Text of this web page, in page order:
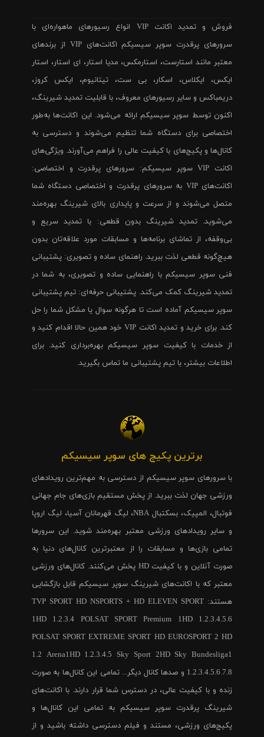
فروش و تمدید اکانت VIP انواع رسیورهای ماهواره‌ای با
سرورهای پرقدرت سوپر سیسیکم اکانت‌های VIP از برندهای
معتبر مانند استارست، استارمکس، مدیا استار، ای استار، استار
ایکس، ایکلاس، اسکار، بی ست، تیتانیوم، ایکس کروز،
دریمباکس و سایر رسیورهای معروف، با قابلیت تمدید شیرینگ،
اکنون توسط سوپر سیسیکم ارائه می‌شود. این اکانت‌ها به‌طور
اختصاصی برای دستگاه شما تنظیم می‌شوند و دسترسی به
کانال‌ها و پکیج‌های با کیفیت عالی را فراهم می‌آورند. ویژگی‌های
اکانت VIP سوپر سیسیکم: سرورهای پرقدرت و اختصاصی:
اکانت‌های VIP به سرورهای پرقدرت و اختصاصی دستگاه شما
متصل می‌شوند و از سرعت و پایداری بالای شیرینگ بهره‌مند
می‌شوید. تمدید شیرینگ بدون قطعی: با تمدید سریع و
بی‌وقفه، از تماشای برنامه‌ها و مسابقات مورد علاقه‌تان بدون
هیچ‌گونه قطعی لذت ببرید. راهنمای ساده و تصویری: پشتیبانی
فنی سوپر سیسیکم با راهنمایی ساده و تصویری، به شما در
تمدید شیرینگ کمک می‌کند. پشتیبانی حرفه‌ای: تیم پشتیبانی
سوپر سیسیکم آماده است تا هرگونه سوال یا مشکل شما را حل
کند. برای خرید و تمدید اکانت VIP خود همین حالا اقدام کنید و
از خدمات با کیفیت سوپر سیسیکم بهره‌برداری کنید. برای
اطلاعات بیشتر، با تیم پشتیبانی ما تماس بگیرید.
برترین پکیج های سوپر سیسیکم
با سرورهای سوپر سیسیکم از دسترسی به مهم‌ترین رویدادهای
ورزشی جهان لذت ببرید. از پخش مستقیم بازی‌های جام جهانی
فوتبال، المپیک، بسکتبال NBA، لیگ قهرمانان آسیا، لیگ اروپا
و سایر رویدادهای ورزشی معتبر بهره‌مند شوید. این سرورها
تمامی بازی‌ها و مسابقات را از معتبرترین کانال‌های دنیا به
صورت آنلاین و با کیفیت HD پخش می‌کنند. کانال‌های ورزشی
معتبر که با اکانت‌های شیرینگ سوپر سیسیکم قابل بازگشایی
هستند: TVP SPORT HD NSPORTS + HD ELEVEN SPORT
1HD 1.2.3.4 POLSAT SPORT Premium 1HD 1.2.3.4.5.6
POLSAT SPORT EXTREME SPORT HD EUROSPORT 2 HD
1.2 Arena1HD 1.2.3.4.5 Sky Sport 2HD Sky Bundesliga1
1.2.3.4.5.6.7.8 و صدها کانال دیگر... تمامی این کانال‌ها به صورت
زنده و با کیفیت عالی، در دسترس شما قرار دارند. با اکانت‌های
شیرینگ پرقدرت سوپر سیسیکم به تمامی این کانال‌ها و
پکیج‌های ورزشی، مستند و فیلم دسترسی داشته باشید و از